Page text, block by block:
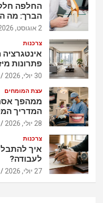
החלפה
הברך: מה
2 אוגוסט, 2026
צרכנות
אינטגרציה
פתרונות
30 יולי, 2026
עצת המומחים
ממהפך
המדריך
28 יולי, 2026
צרכנות
איך
לעבודה?
27 יולי, 2026